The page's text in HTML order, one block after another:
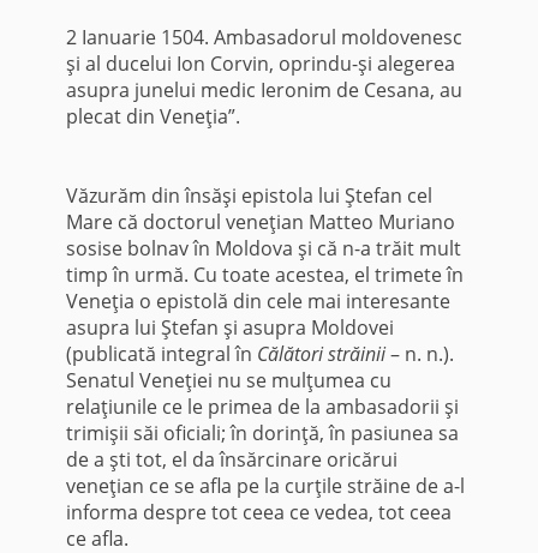
2 Ianuarie 1504. Ambasadorul moldovenesc
şi al ducelui Ion Corvin, oprindu-şi alegerea
asupra junelui medic Ieronim de Cesana, au
plecat din Veneţia”.
Văzurăm din însăşi epistola lui Ştefan cel
Mare că doctorul veneţian Matteo Muriano
sosise bol­nav în Moldova şi că n-a trăit mult
timp în urmă. Cu toate acestea, el trimete în
Veneţia o epistolă din cele mai interesante
asupra lui Ştefan şi asupra Moldovei
(publicată integral în Călători străinii– n. n.).
Senatul Veneţiei nu se mulţumea cu
relaţiunile ce le primea de la ambasadorii şi
trimişii săi ofi­ciali; în dorinţă, în pasiunea sa
de a şti tot, el da însărcinare oricărui
veneţian ce se afla pe la curţile străine de a-l
informa despre tot ceea ce vedea, tot ceea
ce afla.